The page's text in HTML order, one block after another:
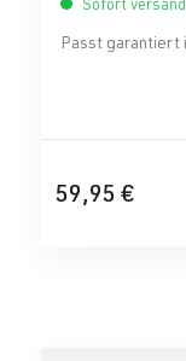
Sofort
Passt garantiert
59,95 €